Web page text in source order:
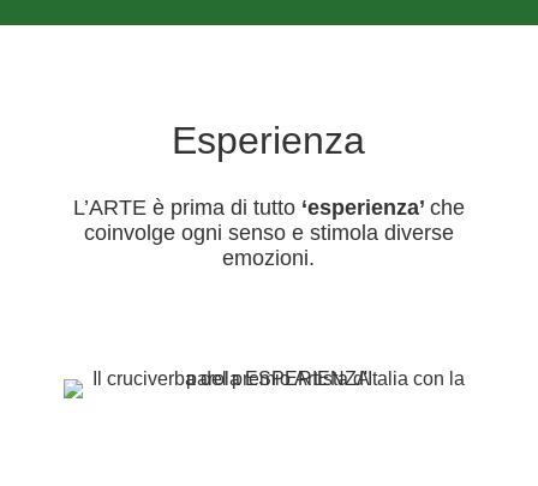
Esperienza
L’ARTE è prima di tutto ‘esperienza’ che
coinvolge ogni senso e stimola diverse
emozioni.